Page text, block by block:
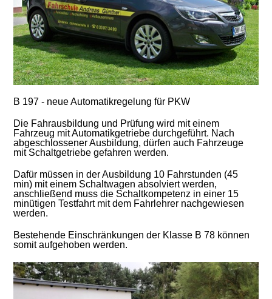
B 197 - neue Automatikregelung für PKW
Die Fahrausbildung und Prüfung wird mit einem
Fahrzeug mit Automatikgetriebe durchgeführt. Nach
abgeschlossener Ausbildung, dürfen auch Fahrzeuge
mit Schaltgetriebe gefahren werden.
Dafür müssen in der Ausbildung 10 Fahrstunden (45
min) mit einem Schaltwagen absolviert werden,
anschließend muss die Schaltkompetenz in einer 15
minütigen Testfahrt mit dem Fahrlehrer nachgewiesen
werden.
Bestehende Einschränkungen der Klasse B 78 können
somit aufgehoben werden.